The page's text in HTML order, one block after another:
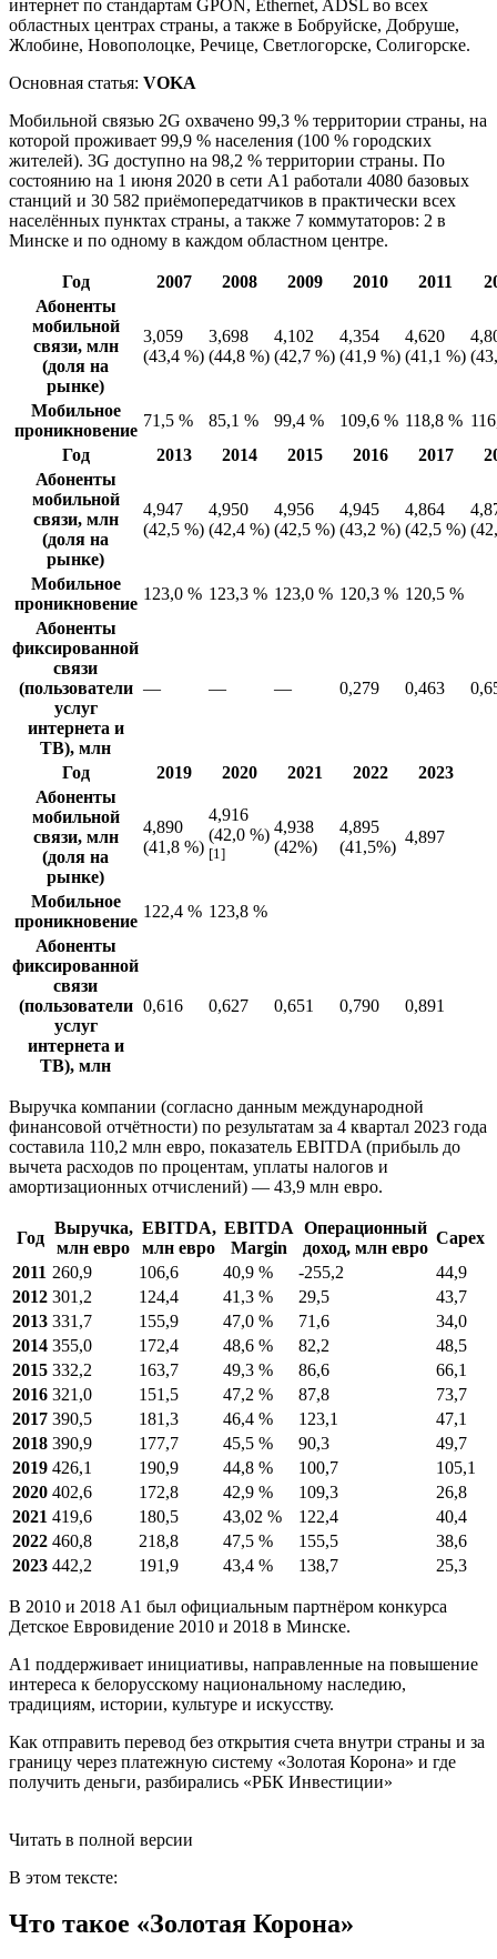
интернет по стандартам GPON, Ethernet, ADSL во всех
областных центрах страны, а также в Бобруйске, Добруше,
Жлобине, Новополоцке, Речице, Светлогорске, Солигорске.
Основная статья: VOKA
Мобильной связью 2G охвачено 99,3 % территории страны, на
которой проживает 99,9 % населения (100 % городских
жителей). 3G доступно на 98,2 % территории страны. По
состоянию на 1 июня 2020 в сети А1 работали 4080 базовых
станций и 30 582 приёмопередатчиков в практически всех
населённых пунктах страны, а также 7 коммутаторов: 2 в
Минске и по одному в каждом областном центре.
Год 2007 2008 2009 2010 2011
Абоненты
мобильной
связи, млн
(доля на
рынке)
3,059
(43,4 %)
3,698
(44,8 %)
4,102
(42,7 %)
4,354
(41,9 %)
4,620
(41,1 %)
Мобильное
проникновение
71,5 % 85,1 % 99,4 % 109,6 % 118,8 %
Год
2013 2014 2015 2016 2017
Абоненты
мобильной
связи, млн
(доля на
рынке)
4,947
(42,5 %)
4,950
(42,4 %)
4,956
(42,5 %)
4,945
(43,2 %)
4,864
(42,5 %)
Мобильное
проникновение
123,0 % 123,3 % 123,0 % 120,3 % 120,5 %
Абоненты
фиксированной
связи
(пользователи
услуг
интернета и
ТВ), млн
— — — 0,279 0,463
Год 2019 2020 2021 2022
2023
Абоненты
мобильной
связи, млн
(доля на
рынке)
4,890
(41,8 %)
4,916
(42,0 %)
[1]
4,938
(42%)
4,895
(41,5%)
4,897
Мобильное
проникновение
122,4 % 123,8 %
Абоненты
фиксированной
связи
(пользователи
услуг
интернета и
ТВ), млн
0,616 0,627 0,651 0,790 0,891
Выручка компании (согласно данным международной
финансовой отчётности) по результатам за 4 квартал 2023 года
составила 110,2 млн евро, показатель EBITDA (прибыль до
вычета расходов по процентам, уплаты налогов и
амортизационных отчислений) — 43,9 млн евро.
Год
Выручка,
млн евро
EBITDA,
млн евро
EBITDA
Margin
Операционный
доход, млн евро
Capex
2011 260,9 106,6 40,9 % -255,2
44,9
2012 301,2 124,4 41,3 % 29,5
43,7
2013 331,7 155,9 47,0 % 71,6
34,0
2014 355,0 172,4 48,6 % 82,2
48,5
2015 332,2 163,7 49,3 % 86,6
66,1
2016 321,0 151,5 47,2 % 87,8
73,7
2017 390,5 181,3 46,4 % 123,1
47,1
2018 390,9 177,7 45,5 % 90,3
49,7
2019 426,1 190,9 44,8 % 100,7
105,1
2020 402,6 172,8 42,9 % 109,3
26,8
2021 419,6 180,5 43,02 % 122,4
40,4
2022 460,8 218,8 47,5 % 155,5
38,6
2023 442,2 191,9 43,4 % 138,7 25,3
В 2010 и 2018 A1 был официальным партнёром конкурса
Детское Евровидение 2010 и 2018 в Минске.
А1 поддерживает инициативы, направленные на повышение
интереса к белорусскому национальному наследию,
традициям, истории, культуре и искусству.
Как отправить перевод без открытия счета внутри страны и за
границу через платежную систему «Золотая Корона» и где
получить деньги, разбирались «РБК Инвестиции»
Читать в полной версии
В этом тексте:
Что такое «Золотая Корона»